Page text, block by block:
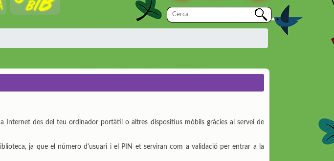
Internet des del teu ordinador portàtil o altres dispositius mòbils gràcies al servei de
ja que el número d'usuari i el PIN et serviran com a validació per entrar a la